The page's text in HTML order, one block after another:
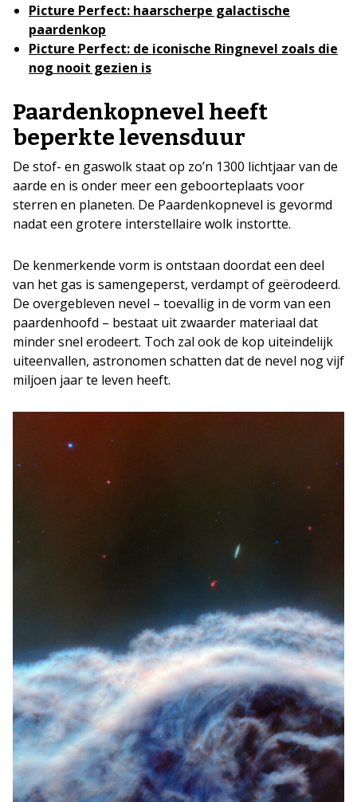
Picture Perfect: haarscherpe galactische
paardenkop
Picture Perfect: de iconische Ringnevel zoals die
nog nooit gezien is
Paardenkopnevel heeft
beperkte levensduur
De stof- en gaswolk staat op zo’n 1300 lichtjaar van de
aarde en is onder meer een geboorteplaats voor
sterren en planeten. De Paardenkopnevel is gevormd
nadat een grotere interstellaire wolk instortte.
De kenmerkende vorm is ontstaan doordat een deel
van het gas is samengeperst, verdampt of geërodeerd.
De overgebleven nevel – toevallig in de vorm van een
paardenhoofd – bestaat uit zwaarder materiaal dat
minder snel erodeert. Toch zal ook de kop uiteindelijk
uiteenvallen, astronomen schatten dat de nevel nog vijf
miljoen jaar te leven heeft.